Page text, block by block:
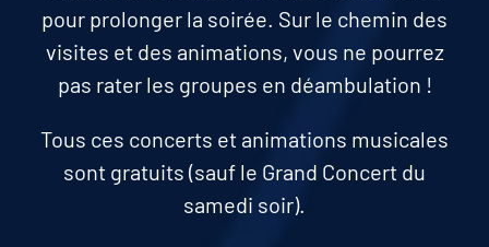
pour prolonger la soirée. Sur le chemin des
visites et des animations, vous ne pourrez
pas rater les groupes en déambulation !
Tous ces concerts et animations musicales
sont gratuits (sauf le Grand Concert du
samedi soir).